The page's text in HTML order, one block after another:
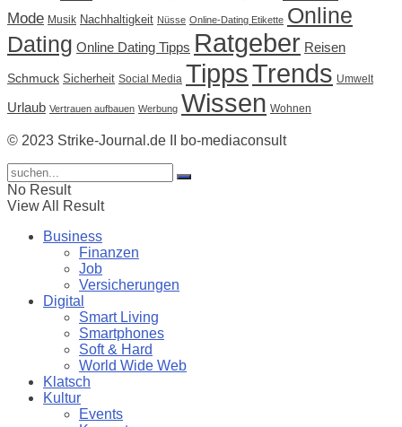
Mode Musik Nachhaltigkeit Nüsse Online-Dating Etikette Online
Dating Online Dating Tipps Ratgeber Reisen
Schmuck Sicherheit Social Media TippsTrends Umwelt
Urlaub Vertrauen aufbauen Werbung Wissen Wohnen
© 2023 Strike-Journal.de II bo-mediaconsult
No Result
View All Result
Business
Finanzen
Job
Versicherungen
Digital
Smart Living
Smartphones
Soft & Hard
World Wide Web
Klatsch
Kultur
Events